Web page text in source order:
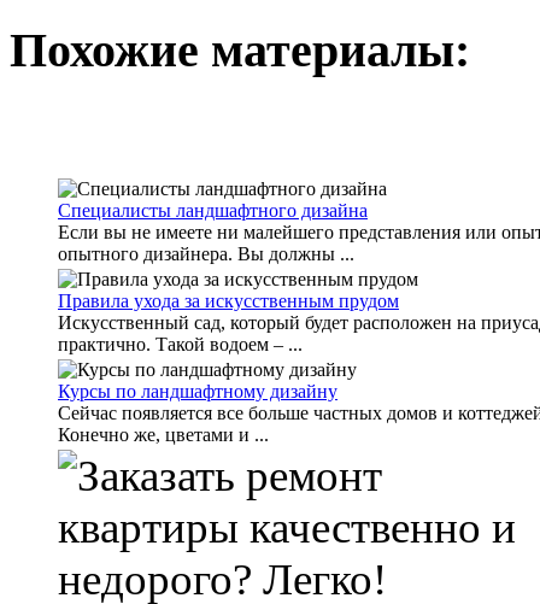
Похожие материалы:
Специалисты ландшафтного дизайна
Если вы не имеете ни малейшего представления или
опытного дизайнера. Вы должны ...
Правила ухода за искусственным прудом
Искусственный сад, который будет расположен на
практично. Такой водоем – ...
Курсы по ландшафтному дизайну
Сейчас появляется все больше частных домов и
Конечно же, цветами и ...